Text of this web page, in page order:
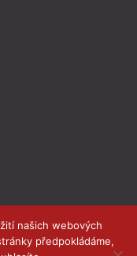
našich webových
předpokládáme,